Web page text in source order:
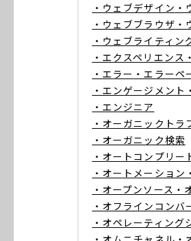
・ウェブデザイン ・
・ウェブブラウザ ・
・ウェブライティン
・エクスペリエンス
・エラー ・エラーペ
・エンゲージメント
・エンジニア
・オーガニックトラ
・オーガニック検索
・オートコンプリー
・オートメーション
・オープンソース ・
・オフラインコンバ
・オペレーティング